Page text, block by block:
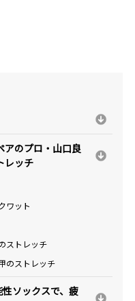
アのプロ・山口良
レッチ
ワット
ストレッチ
のストレッチ
ソックスで、疲